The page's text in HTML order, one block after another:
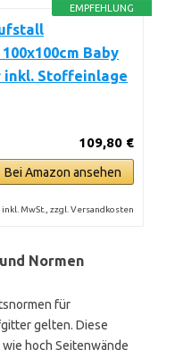
EMPFEHLUNG
Baby
Stoffeinlage
109,80 €
Bei Amazon ansehen
inkl. MwSt., zzgl. Versandkosten
Normen
für
gelten. Diese
hoch Seitenwände